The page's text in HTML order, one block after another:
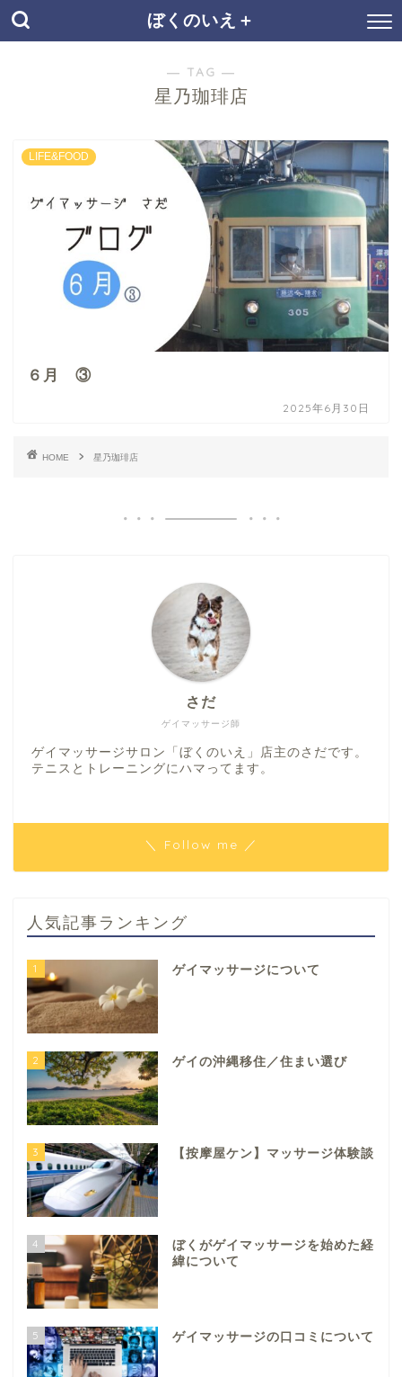
ぼくのいえ＋
― TAG ―
星乃珈琲店
LIFE&FOOD
６月 ③
2025年6月30日
HOME 星乃珈琲店
ゲイマッサージ師
さだ
ゲイマッサージサロン「ぼくのいえ」店主のさだです。
テニスとトレーニングにハマってます。
＼ Follow me ／
人気記事ランキング
1 ゲイマッサージについて
2 ゲイの沖縄移住／住まい選び
3 【按摩屋ケン】マッサージ体験談
4
ぼくがゲイマッサージを始めた経
緯について
5 ゲイマッサージの口コミについて